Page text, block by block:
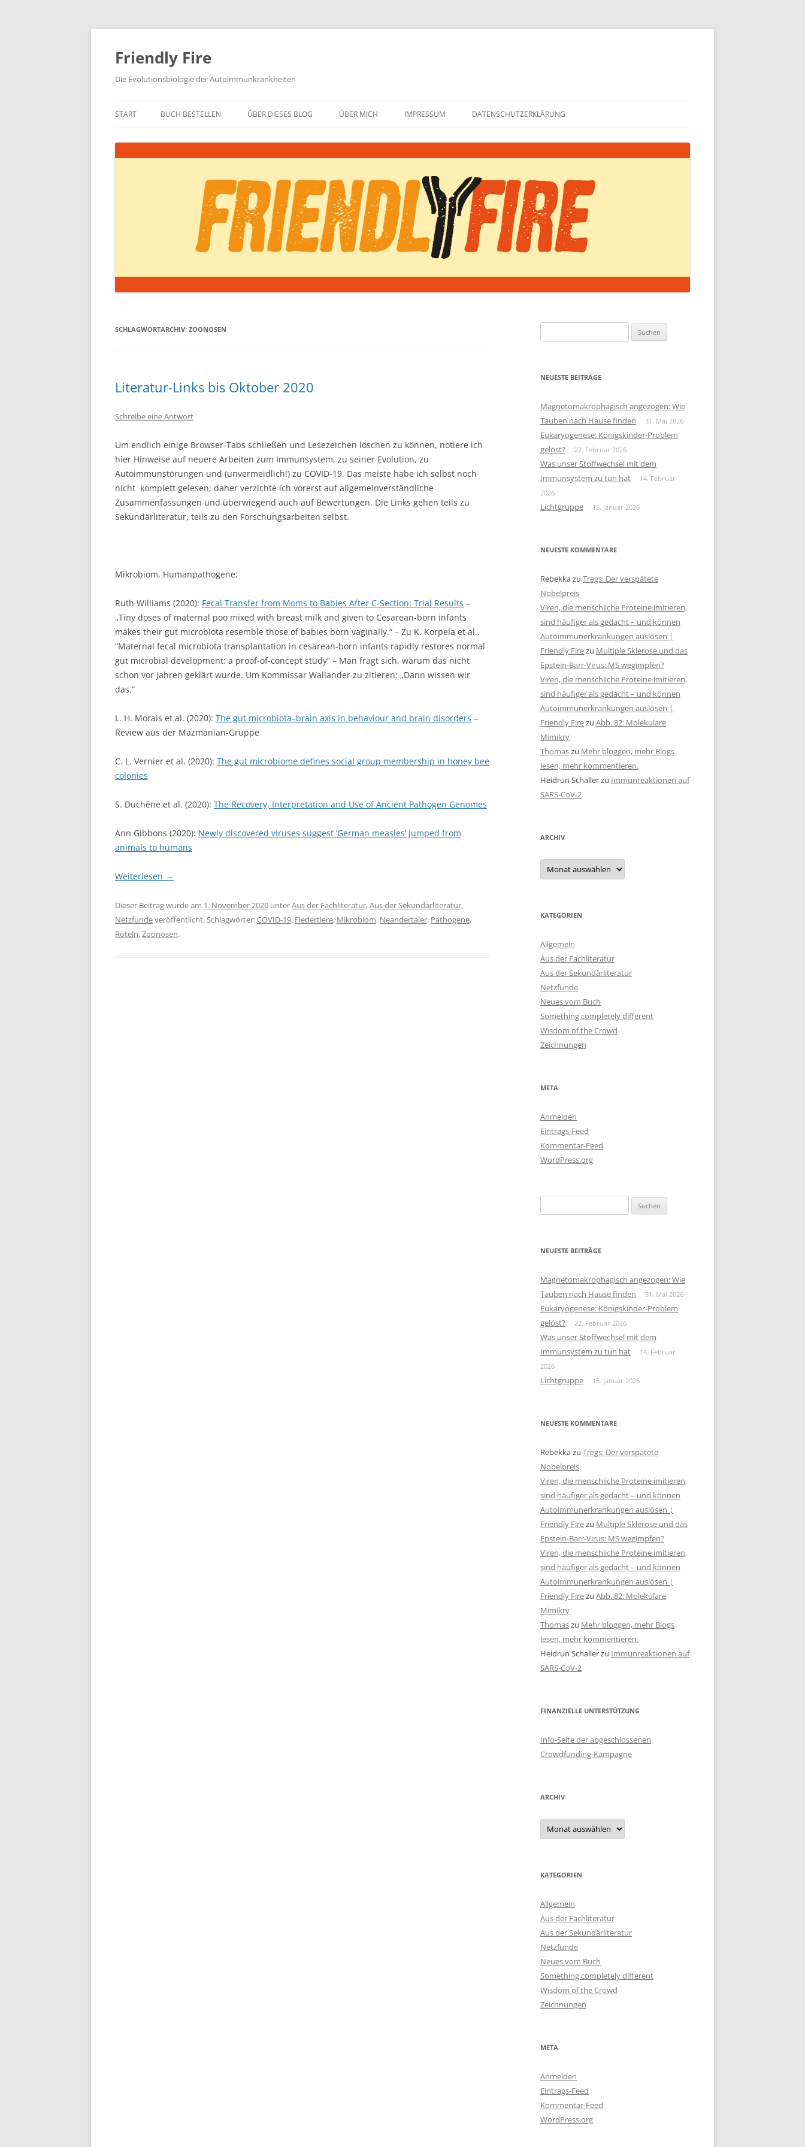
Zum
springen
Friendly Fire
Die Evolutionsbiologie der Autoimmunkrankheiten
START BUCH BESTELLEN ÜBER DIESES BLOG ÜBER MICH IMPRESSUM DATENSCHUTZERKLÄRUNG
SCHLAGWORTARCHIV: ZOONOSEN
Literatur-Links bis Oktober 2020
Schreibe eine Antwort
Um endlich einige Browser-Tabs schließen und Lesezeichen löschen zu können, notiere ich
hier Hinweise auf neuere Arbeiten zum Immunsystem, zu seiner Evolution, zu
Autoimmunstörungen und (unvermeidlich!) zu COVID-19. Das meiste habe ich selbst noch
nicht komplett gelesen; daher verzichte ich vorerst auf allgemeinverständliche
Zusammenfassungen und überwiegend auch auf Bewertungen. Die Links gehen teils zu
Sekundärliteratur, teils zu den Forschungsarbeiten selbst.
Mikrobiom, Humanpathogene:
Ruth Williams (2020): Fecal Transfer from Moms to Babies After C-Section: Trial Results –
„Tiny doses of maternal poo mixed with breast milk and given to Cesarean-born infants
makes their gut microbiota resemble those of babies born vaginally.“ – Zu K. Korpela et al.,
“Maternal fecal microbiota transplantation in cesarean-born infants rapidly restores normal
gut microbial development: a proof-of-concept study” – Man fragt sich, warum das nicht
schon vor Jahren geklärt wurde. Um Kommissar Wallander zu zitieren: „Dann wissen wir
das.“
L. H. Morais et al. (2020): The gut microbiota–brain axis in behaviour and brain disorders –
Review aus der Mazmanian-Gruppe
C. L. Vernier et al. (2020): The gut microbiome defines social group membership in honey bee
colonies
S. Duchêne et al. (2020): The Recovery, Interpretation and Use of Ancient Pathogen Genomes
Ann Gibbons (2020): Newly discovered viruses suggest ‘German measles’ jumped from
animals to humans
Weiterlesen →
Dieser Beitrag wurde am 1. November 2020 unterAus der Fachliteratur,Aus der Sekundärliteratur,
Netzfundeveröffentlicht. Schlagwörter:COVID-19, Fledertiere, Mikrobiom, Neandertaler, Pathogene,
Röteln,Zoonosen.
nach:
NEUESTE BEITRÄGE
Magnetomakrophagisch angezogen: Wie
Tauben nach Hause finden
31. Mai 2026
Eukaryogenese: Königskinder-Problem
gelöst?
22. Februar 2026
Was unser Stoffwechsel mit dem
Immunsystem zu tun hat
14. Februar
2026
Lichtgruppe 15. Januar 2026
NEUESTE KOMMENTARE
Rebekkazu Tregs: Der verspätete
Nobelpreis
Viren, die menschliche Proteine imitieren,
sind häufiger als gedacht – und können
Autoimmunerkrankungen auslösen |
Friendly Firezu Multiple Sklerose und das
Epstein-Barr-Virus: MS wegimpfen?
Viren, die menschliche Proteine imitieren,
sind häufiger als gedacht – und können
Autoimmunerkrankungen auslösen |
Friendly Firezu Abb. 82: Molekulare
Mimikry
Thomaszu Mehr bloggen, mehr Blogs
lesen, mehr kommentieren.
Heidrun Schallerzu Immunreaktionen auf
SARS-CoV-2
ARCHIV
Archiv
KATEGORIEN
Allgemein
Aus der Fachliteratur
Aus der Sekundärliteratur
Netzfunde
Neues vom Buch
Something completely different
Wisdom of the Crowd
Zeichnungen
META
Anmelden
Eintrags-Feed
Kommentar-Feed
WordPress.org
nach:
NEUESTE BEITRÄGE
Magnetomakrophagisch angezogen: Wie
Tauben nach Hause finden
31. Mai 2026
Eukaryogenese: Königskinder-Problem
gelöst?
22. Februar 2026
Was unser Stoffwechsel mit dem
Immunsystem zu tun hat
14. Februar
2026
Lichtgruppe 15. Januar 2026
NEUESTE KOMMENTARE
Rebekkazu Tregs: Der verspätete
Nobelpreis
Viren, die menschliche Proteine imitieren,
sind häufiger als gedacht – und können
Autoimmunerkrankungen auslösen |
Friendly Firezu Multiple Sklerose und das
Epstein-Barr-Virus: MS wegimpfen?
Viren, die menschliche Proteine imitieren,
sind häufiger als gedacht – und können
Autoimmunerkrankungen auslösen |
Friendly Firezu Abb. 82: Molekulare
Mimikry
Thomaszu Mehr bloggen, mehr Blogs
lesen, mehr kommentieren.
Heidrun Schallerzu Immunreaktionen auf
SARS-CoV-2
FINANZIELLE UNTERSTÜTZUNG
Info-Seite der abgeschlossenen
Crowdfunding-Kampagne
ARCHIV
Archiv
KATEGORIEN
Allgemein
Aus der Fachliteratur
Aus der Sekundärliteratur
Netzfunde
Neues vom Buch
Something completely different
Wisdom of the Crowd
Zeichnungen
META
Anmelden
Eintrags-Feed
Kommentar-Feed
WordPress.org